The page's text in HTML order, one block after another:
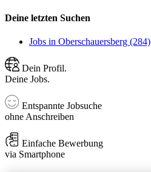
Deine letzten Suchen
Jobs in Oberschauersberg (284)
Dein Profil.
Deine Jobs.
Entspannte Jobsuche
ohne Anschreiben
Einfache Bewerbung
via Smartphone